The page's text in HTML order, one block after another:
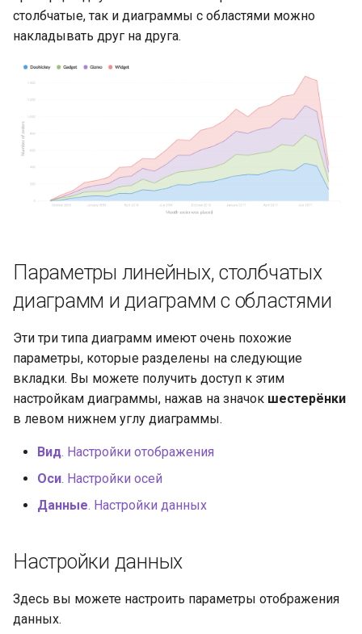
столбчатые, так и диаграммы с областями можно
накладывать друг на друга.
Параметры линейных, столбчатых
диаграмм и диаграмм с областями
Эти три типа диаграмм имеют очень похожие
параметры, которые разделены на следующие
вкладки. Вы можете получить доступ к этим
настройкам диаграммы, нажав на значок шестерёнки
в левом нижнем углу диаграммы.
Вид. Настройки отображения
Оси. Настройки осей
Данные. Настройки данных
Настройки данных
Здесь вы можете настроить параметры отображения
данных.